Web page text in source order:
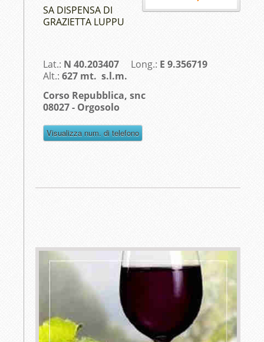
SA DISPENSA DI
GRAZIETTA LUPPU
Lat.: N 40.203407Long.: E 9.356719
Alt.: 627 mt. s.l.m.
Corso Repubblica, snc
08027 - Orgosolo